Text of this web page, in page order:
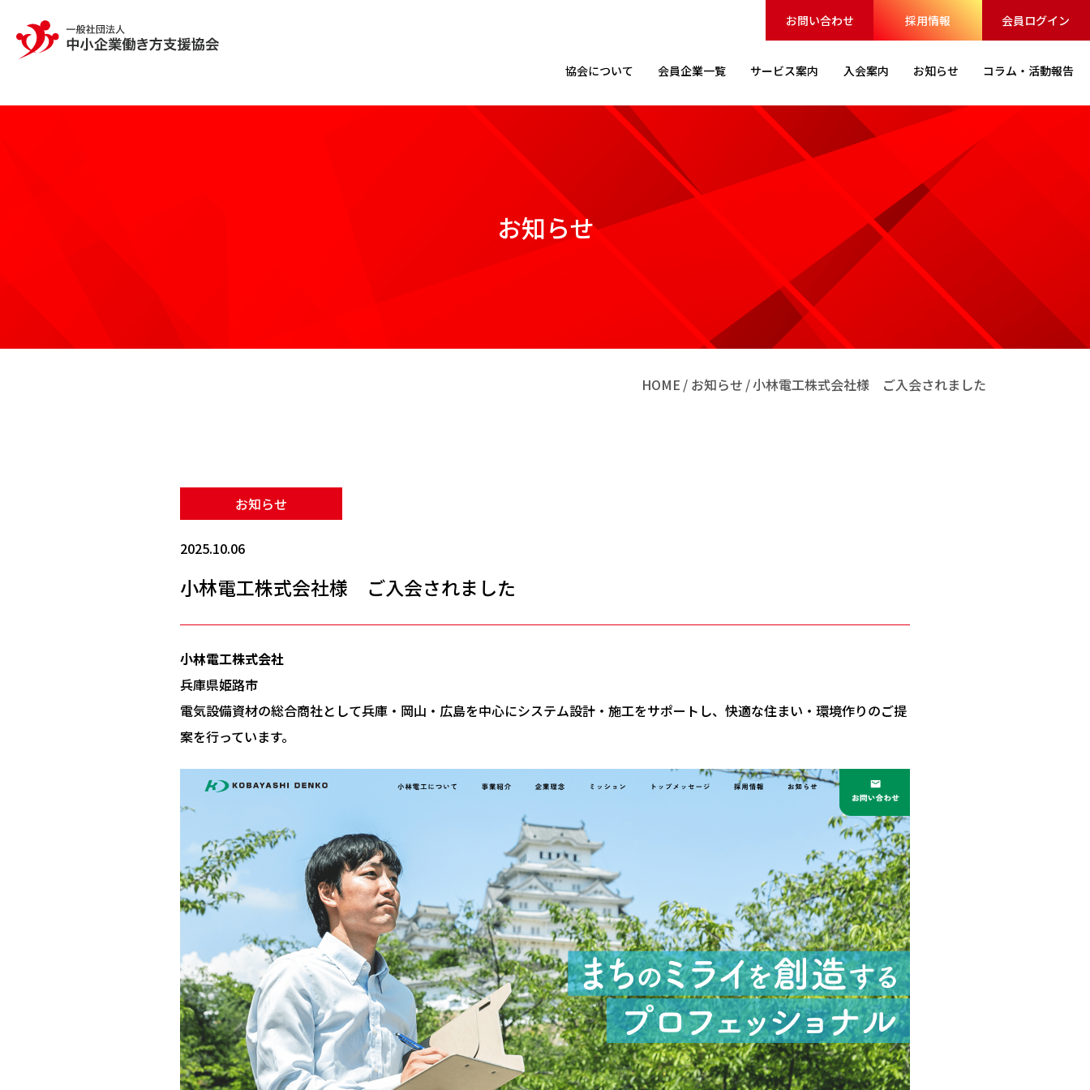
お問い合わせ 採用情報 会員ログイン
協会について 会員企業一覧 サービス案内 入会案内 お知らせ コラム・ 活動報告
お知らせ
HOME お知らせ 小林電工株式会社様 ご入会されました
お知らせ
2025.10.06
小林電工株式会社様 ご入会されました
小林電工株式会社
兵庫県姫路市
電気設備資材の総合商社として兵庫・岡山・広島を中心にシステム設計・施工をサポートし、快適な住まい・環境作りのご提
案を行っています。